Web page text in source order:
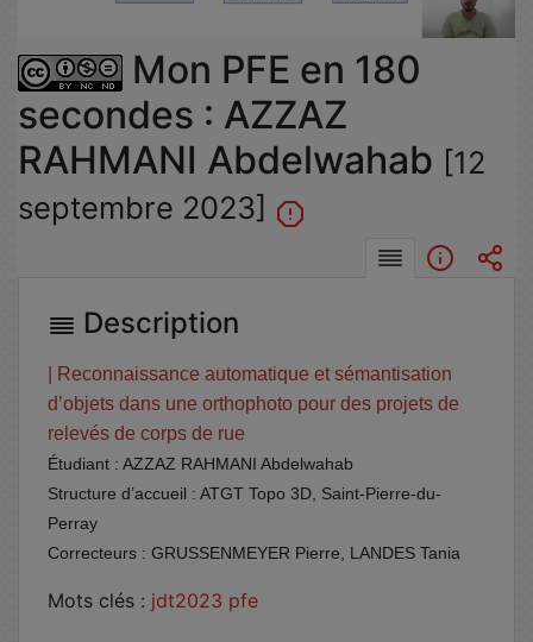
Mon PFE en 180
secondes : AZZAZ
RAHMANI Abdelwahab [12
septembre 2023]
Description
| Reconnaissance automatique et sémantisation
d’objets dans une orthophoto pour des projets de
relevés de corps de rue
Étudiant : AZZAZ RAHMANI Abdelwahab
Structure d’accueil : ATGT Topo 3D, Saint-Pierre-du-
Perray
Correcteurs : GRUSSENMEYER Pierre, LANDES Tania
Mots clés : jdt2023 pfe